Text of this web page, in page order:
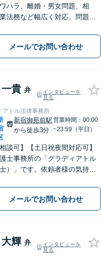
ハラ、離婚・男女問題、相
法務など幅広く対応。問題の
の幸福・成長に繋がるようなア
スを心がけています。お気軽に
さい【完全個室対応】【新宿
メールでお問い合わせ
貴 弁
インタビューを
見る
アトル法律事務所
新宿御苑前駅
から徒歩3分
営業時間：00:00
~23:59（平日）
相談可】【土日祝夜間対応可】
士事務所の「グラディアトル
士）」です。依頼者様の気持ち
るスタイルを貫きます。離婚・
件・相続など何でもご相談くだ
メールでお問い合わせ
輝 弁
インタビューを
見る